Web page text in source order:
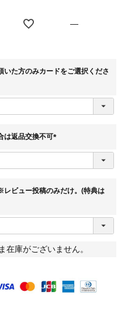
—
いた方のみカードをご選択くださ
は返品交換不可
須
ビュー投稿のみだけ。(特典は
在庫がございません。